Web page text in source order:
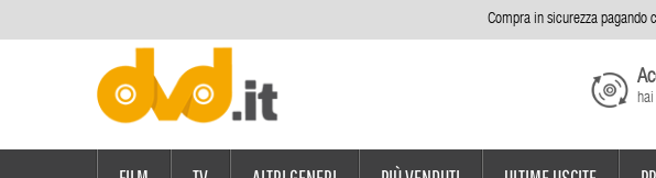
Compra in sicurezza pagando